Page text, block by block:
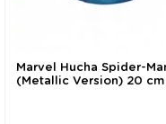
Marvel Hucha Spider-
(Metallic Version) 20 cm